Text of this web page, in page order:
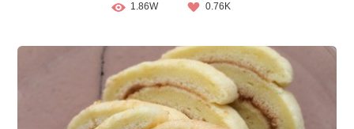
1.86W 0.76K